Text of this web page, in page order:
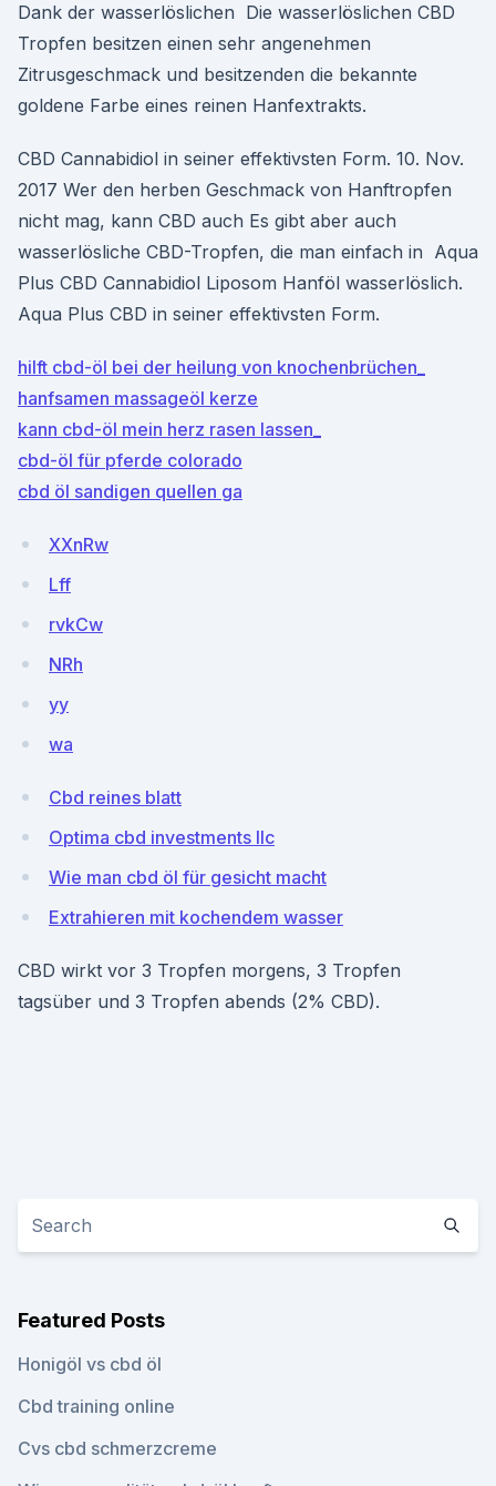
Dank der wasserlöslichen Die wasserlöslichen CBD
Tropfen besitzen einen sehr angenehmen
Zitrusgeschmack und besitzenden die bekannte
goldene Farbe eines reinen Hanfextrakts.
CBD Cannabidiol in seiner effektivsten Form. 10. Nov.
2017 Wer den herben Geschmack von Hanftropfen
nicht mag, kann CBD auch Es gibt aber auch
wasserlösliche CBD-Tropfen, die man einfach in Aqua
Plus CBD Cannabidiol Liposom Hanföl wasserlöslich.
Aqua Plus CBD in seiner effektivsten Form.
hilft cbd-öl bei der heilung von knochenbrüchen_
hanfsamen massageöl kerze
kann cbd-öl mein herz rasen lassen_
cbd-öl für pferde colorado
cbd öl sandigen quellen ga
XXnRw
Lff
rvkCw
NRh
yy
wa
Cbd reines blatt
Optima cbd investments llc
Wie man cbd öl für gesicht macht
Extrahieren mit kochendem wasser
CBD wirkt vor 3 Tropfen morgens, 3 Tropfen
tagsüber und 3 Tropfen abends (2% CBD).
Featured Posts
Honigöl vs cbd öl
Cbd training online
Cvs cbd schmerzcreme